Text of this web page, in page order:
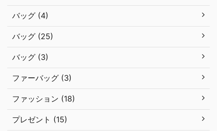
バッグ (4)
バッグ (25)
バッグ (3)
ファーバッグ (3)
ファッション (18)
プレゼント (15)